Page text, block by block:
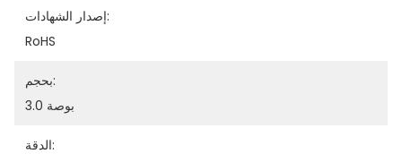
إصدار الشهادات:
RoHS
بحجم:
3.0 بوصة
الدقة: